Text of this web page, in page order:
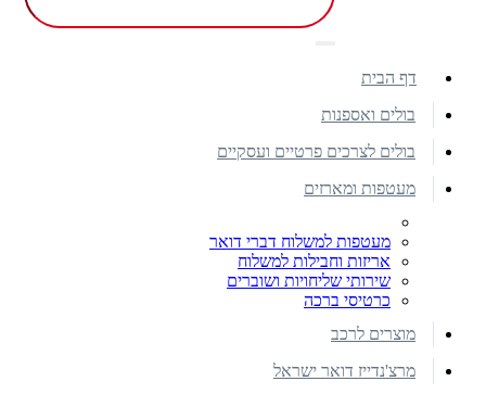
דף הבית
בולים ואספנות
בולים לצרכים פרטיים ועסקיים
מעטפות ומארזים
מעטפות למשלוח דברי דואר
אריזות וחבילות למשלוח
שירותי שליחויות ושוברים
כרטיסי ברכה
מוצרים לרכב
מרצ'נדייז דואר ישראל